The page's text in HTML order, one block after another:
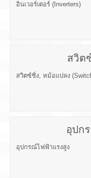
อินเวอร์เตอร์ (Inverters)
สวิต
สวิตซ์ชิ่ง, หม้อแปลง
อุปก
อุปกรณ์ไฟฟ้าแรงสูง